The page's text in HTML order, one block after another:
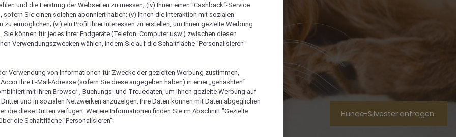
Hunde-Silvester anfragen
und die Leistung der Webseiten zu messen; (iv) Ihnen einen "Cashback“-Service
sofern Sie einen solchen abonniert haben; (v) Ihnen die Interaktion mit sozialen
zu ermöglichen; (vi) ein Profil Ihrer Interessen zu erstellen, um Ihnen gezielte Werbung
Sie können für jedes Ihrer Endgeräte (Telefon, Computer usw.) zwischen diesen
Verwendungszwecken wählen, indem Sie auf die Schaltfläche "Personalisieren“
Verwendung von Informationen für Zwecke der gezielten Werbung zustimmen,
Ihre E-Mail-Adresse (sofern Sie diese angegeben haben) in einer „gehashten“
mit Ihren Browser-, Buchungs- und Treuedaten, um Ihnen gezielte Werbung auf
und in sozialen Netzwerken anzuzeigen. Ihre Daten können mit Daten abgeglichen
die diese Dritten verfügen. Weitere Informationen finden Sie im Abschnitt "Gezielte
die Schaltfläche "Personalisieren“.